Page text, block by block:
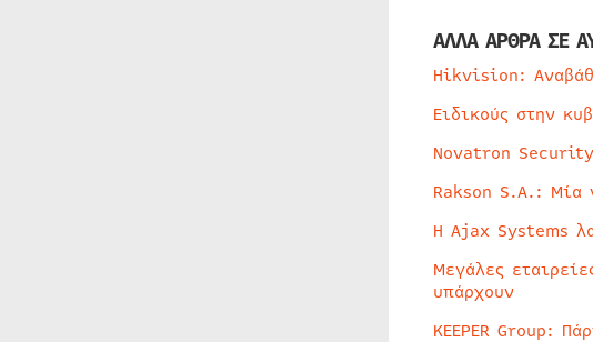
ΑΛΛΑ ΑΡΘΡΑ ΣΕ
Hikvision:
Ειδικούς στην
Novatron
Rakson S.A.: Μία
Η Ajax Systems
Μεγάλες
υπάρχουν
KEEPER Group: